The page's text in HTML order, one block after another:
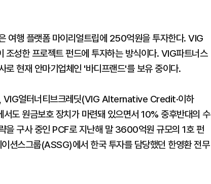
여행 플랫폼 마이리얼트립에 250억원을 투자한다. VIG
성한 프로젝트 펀드에 투자하는 방식이다. VIG파트너스
로 현재 안마기업체인 '바디프랜드'를 보유 중이다.
VIG얼터너티브크레딧(VIG Alternative Credit·이하
도 원금보호 장치가 마련돼 있으면서 10% 중후반대의 수
을 구사 중인 PCF로 지난해 말 3600억원 규모의 1호 펀
션스그룹(ASSG)에서 한국 투자를 담당했던 한영환 전무